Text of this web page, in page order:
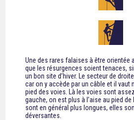
Une des rares falaises à être orientée
que les résurgences soient tenaces,
un bon site d’hiver. Le secteur de
car on y accède par un câble et il vaut
pied des voies. Là les voies sont
gauche, on est plus à l’aise au pied
sont en général plus longues, elles
déversantes.